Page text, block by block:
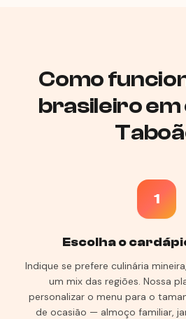
Como
brasileiro em
1
Escolha o
Indique se prefere culinária
um mix das regiões. Nossa
personalizar o menu para o
de ocasião — almoço familiar,